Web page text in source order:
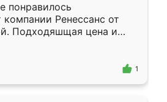
понравилось
Ренессанс от
Подходяшщая цена и
Приехавший
Владислав
эскизу самый
1